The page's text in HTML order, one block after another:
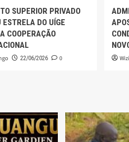
SUPERIOR PRIVADO
DO UÍGE
COOPERAÇÃO
22/06/2026 0